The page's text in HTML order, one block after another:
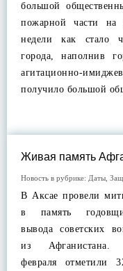
большой
пожарной части
недели как стало
города, наполнив
агитационно-
получило большой
Живая память
Новость в рубрике: Даты
В Аксае провели
в память
вывода советских
из Афганистана.
февраля отметили